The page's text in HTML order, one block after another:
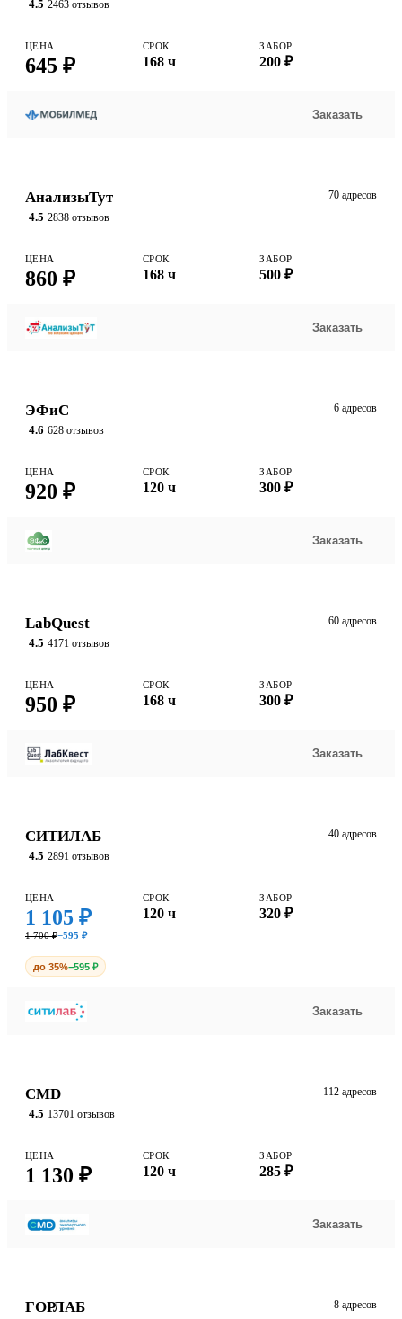
4.5 2463 отзывов
ЦЕНА
645 ₽
СРОК
168 ч
ЗАБОР
200 ₽
Заказать
АнализыТут
4.5 2838 отзывов
70 адресов
ЦЕНА
860 ₽
СРОК
168 ч
ЗАБОР
500 ₽
Заказать
ЭФиС
4.6 628 отзывов
6 адресов
ЦЕНА
920 ₽
СРОК
120 ч
ЗАБОР
300 ₽
Заказать
LabQuest
4.5 4171 отзывов
60 адресов
ЦЕНА
950 ₽
СРОК
168 ч
ЗАБОР
300 ₽
Заказать
СИТИЛАБ
4.5 2891 отзывов
40 адресов
ЦЕНА
1 105 ₽
1 700 ₽−595 ₽
СРОК
120 ч
ЗАБОР
320 ₽
до 35%−595 ₽
Заказать
CMD
4.5 13701 отзывов
112 адресов
ЦЕНА
1 130 ₽
СРОК
120 ч
ЗАБОР
285 ₽
Заказать
ГОРЛАБ 8 адресов